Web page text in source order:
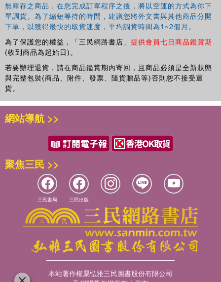
無庫存之商品，在您完成訂單程序之後，將以空運的方式為你下
單調貨。為了縮短等待的時間，建議您將外文書與其他商品分開
下單，以獲得最快的取貨速度，平均調貨時間為1~2個月。
為了保護您的權益，「三民網路書店」 提供會員七日商品鑑賞期
(收到商品為起始日)。
若要辦理退貨，請在商品鑑賞期內寄回，且商品必須是全新狀態
與完整包裝(商品、附件、發票、隨貨贈品等)否則恕不接受退
貨。
網站導航 >>
聚焦三民 >>
三民書局 三民出版
本站著作權屬弘雅三民圖書股份有限公司